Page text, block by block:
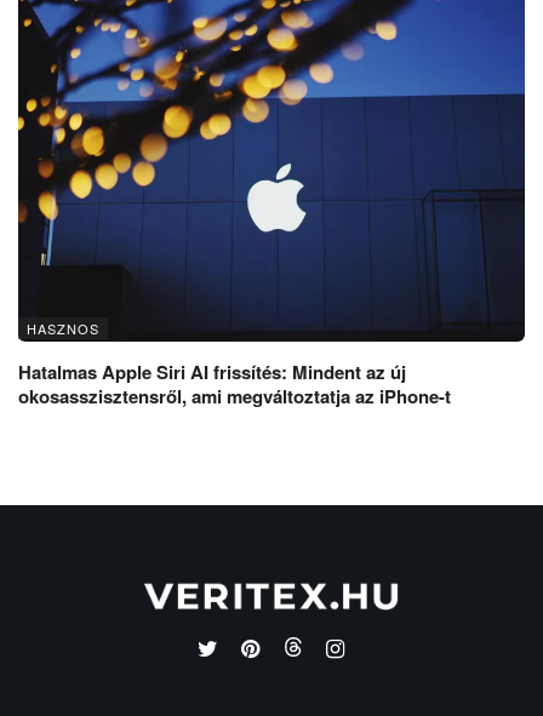
HASZNOS
Hatalmas Apple Siri AI frissítés: Mindent az új
okosasszisztensről, ami megváltoztatja az iPhone-t